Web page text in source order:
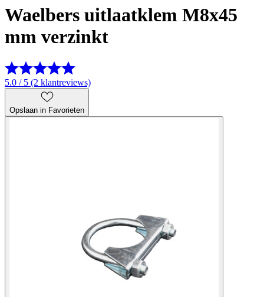
Waelbers uitlaatklem M8x45
mm verzinkt
5.0 / 5 (2 klantreviews)
Opslaan in Favorieten